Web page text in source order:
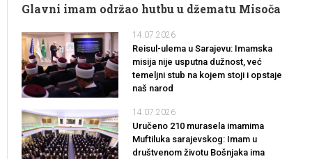
Glavni imam održao hutbu u džematu Misoča
14.07.2026
Reisul-ulema u Sarajevu: Imamska
misija nije usputna dužnost, već
temeljni stub na kojem stoji i opstaje
naš narod
14.07.2026
Uručeno 210 murasela imamima
Muftiluka sarajevskog: Imam u
društvenom životu Bošnjaka ima